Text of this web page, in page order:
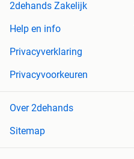
2dehands Zakelijk
Help en info
Privacyverklaring
Privacyvoorkeuren
Over 2dehands
Sitemap